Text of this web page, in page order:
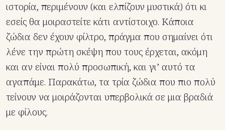
ιστορία, περιμένουν (και ελπίζουν μυστικά) ότι κι
εσείς θα μοιραστείτε κάτι αντίστοιχο. Κάποια
ζώδια δεν έχουν φίλτρο, πράγμα που σημαίνει ότι
λένε την πρώτη σκέψη που τους έρχεται, ακόμη
και αν είναι πολύ προσωπική, και γι’ αυτό τα
αγαπάμε. Παρακάτω, τα τρία ζώδια που πιο πολύ
τείνουν να μοιράζονται υπερβολικά σε μια βραδιά
με φίλους.